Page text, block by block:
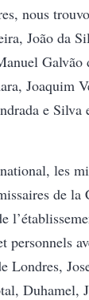
nous
João da
Joaquim
e Silva
les
de
personnels
Londres,
Duhamel,